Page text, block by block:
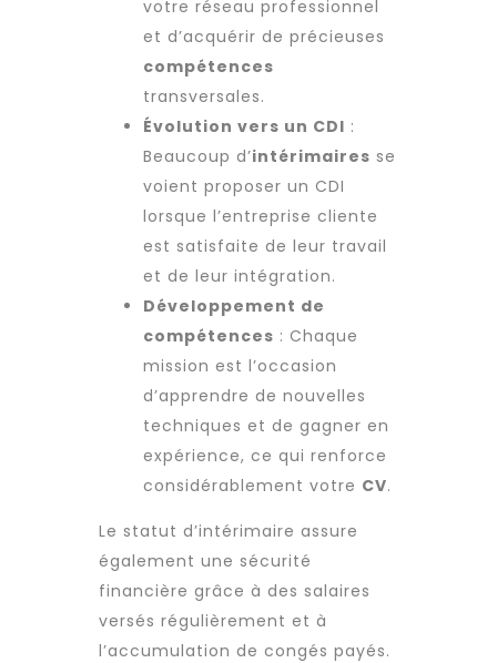
votre réseau professionnel
et d’acquérir de précieuses
compétences
transversales.
Évolution vers un CDI :
Beaucoup d’intérimaires se
voient proposer un CDI
lorsque l’entreprise cliente
est satisfaite de leur travail
et de leur intégration.
Développement de
compétences : Chaque
mission est l’occasion
d’apprendre de nouvelles
techniques et de gagner en
expérience, ce qui renforce
considérablement votre CV.
Le statut d’intérimaire assure
également une sécurité
financière grâce à des salaires
versés régulièrement et à
l’accumulation de congés payés.